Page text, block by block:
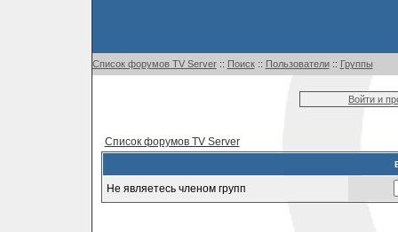
Список форумов TV Server:: Поиск:: Пользователи:: Группы
Войти и
Список форумов TV Server
Не являетесь членом групп